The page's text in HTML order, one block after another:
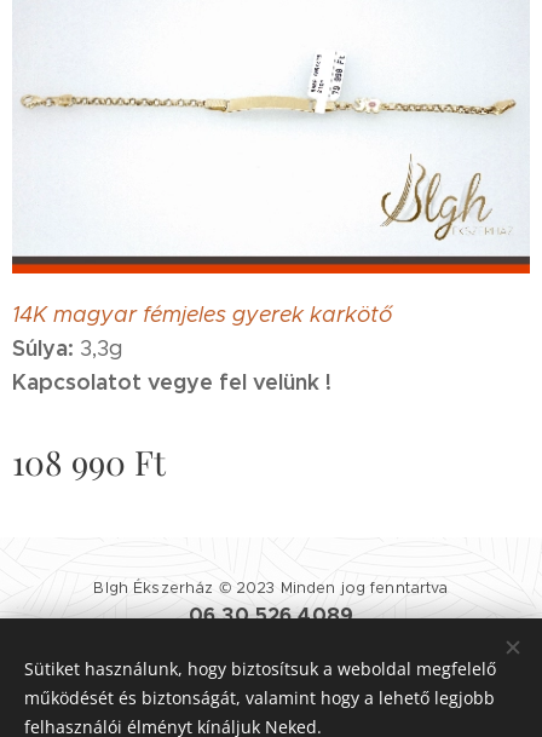
14K magyar fémjeles gyerek karkötő
Súlya: 3,3g
Kapcsolatot vegye fel velünk !
108 990 Ft
Blgh Ékszerház © 2023 Minden jog fenntartva
06 30 526 4089
Felhasználási Feltételek Adatvédelmi Szabályzat
Sütiket használunk, hogy biztosítsuk a weboldal megfelelő
működését és biztonságát, valamint hogy a lehető legjobb
felhasználói élményt kínáljuk Neked.